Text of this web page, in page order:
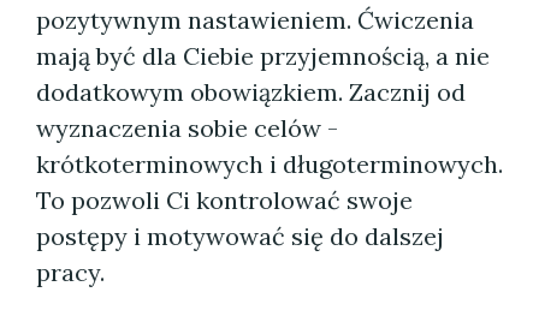
pozytywnym nastawieniem. Ćwiczenia
mają być dla Ciebie przyjemnością, a nie
dodatkowym obowiązkiem. Zacznij od
wyznaczenia sobie celów -
krótkoterminowych i długoterminowych.
To pozwoli Ci kontrolować swoje
postępy i motywować się do dalszej
pracy.